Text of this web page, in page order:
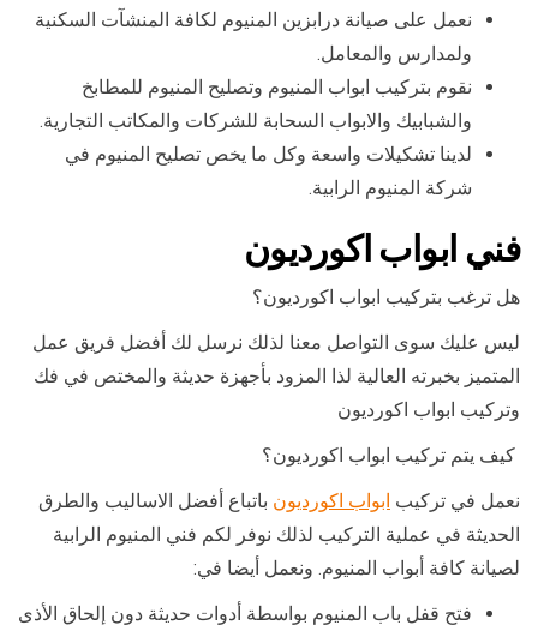
نعمل على صيانة درابزين المنيوم لكافة المنشآت السكنية
ولمدارس والمعامل.
نقوم بتركيب ابواب المنيوم وتصليح المنيوم للمطابخ
والشبابيك والابواب السحابة للشركات والمكاتب التجارية.
لدينا تشكيلات واسعة وكل ما يخص تصليح المنيوم في
شركة المنيوم الرابية.
فني ابواب اكورديون
هل ترغب بتركيب ابواب اكورديون؟
ليس عليك سوى التواصل معنا لذلك نرسل لك أفضل فريق عمل
المتميز بخبرته العالية لذا المزود بأجهزة حديثة والمختص في فك
وتركيب ابواب اكورديون
كيف يتم تركيب ابواب اكورديون؟
نعمل في تركيب ابواب اكورديون باتباع أفضل الاساليب والطرق
الحديثة في عملية التركيب لذلك نوفر لكم فني المنيوم الرابية
لصيانة كافة أبواب المنيوم. ونعمل أيضا في:
فتح قفل باب المنيوم بواسطة أدوات حديثة دون إلحاق الأذى